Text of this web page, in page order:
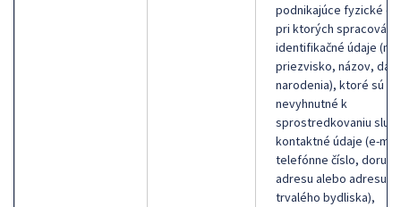
podnikajúce fyzické
pri ktorých
identifikačné údaje
priezvisko, názov,
narodenia), ktoré sú
nevyhnutné k
sprostredkovaniu
kontaktné údaje (e-
telefónne číslo,
adresu alebo adresu
trvalého bydliska),